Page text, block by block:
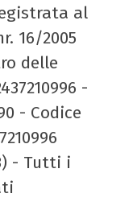
al
16/2005
delle
-
- Codice
- Tutti i